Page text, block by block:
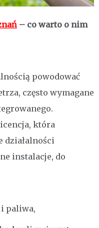
– co warto o nim
powodować
często wymagane
która
działalności
instalacje, do
paliwa,